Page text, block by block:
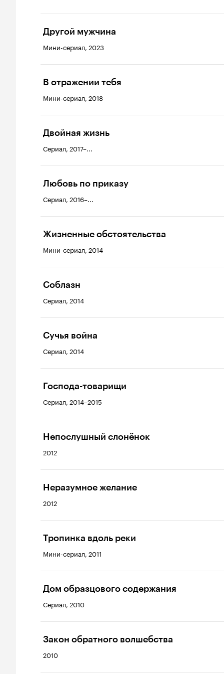
Другой мужчина
Мини-сериал, 2023
В отражении тебя
Мини-сериал, 2018
Двойная жизнь
Сериал, 2017–...
Любовь по приказу
Сериал, 2016–...
Жизненные обстоятельства
Мини-сериал, 2014
Соблазн
Сериал, 2014
Сучья война
Сериал, 2014
Господа-товарищи
Сериал, 2014–2015
Непослушный слонёнок
2012
Неразумное желание
2012
Тропинка вдоль реки
Мини-сериал, 2011
Дом образцового содержания
Сериал, 2010
Закон обратного волшебства
2010